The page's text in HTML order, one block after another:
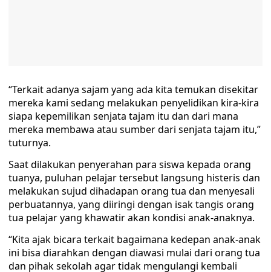
“Terkait adanya sajam yang ada kita temukan disekitar
mereka kami sedang melakukan penyelidikan kira-kira
siapa kepemilikan senjata tajam itu dan dari mana
mereka membawa atau sumber dari senjata tajam itu,”
tuturnya.
Saat dilakukan penyerahan para siswa kepada orang
tuanya, puluhan pelajar tersebut langsung histeris dan
melakukan sujud dihadapan orang tua dan menyesali
perbuatannya, yang diiringi dengan isak tangis orang
tua pelajar yang khawatir akan kondisi anak-anaknya.
“Kita ajak bicara terkait bagaimana kedepan anak-anak
ini bisa diarahkan dengan diawasi mulai dari orang tua
dan pihak sekolah agar tidak mengulangi kembali